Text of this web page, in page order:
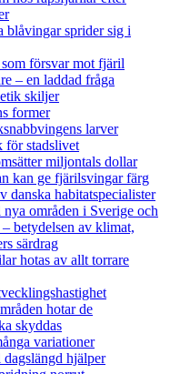
blåvingar sprider sig i
försvar mot fjäril
– en laddad fråga
skiljer
former
larver
för stadslivet
miljontals dollar
kan ge fjärilsvingar färg
danska habitatspecialister
områden i Sverige och
– betydelsen av klimat,
särdrag
hotas av allt torrare
hotar de
skyddas
variationer
dagslängd hjälper